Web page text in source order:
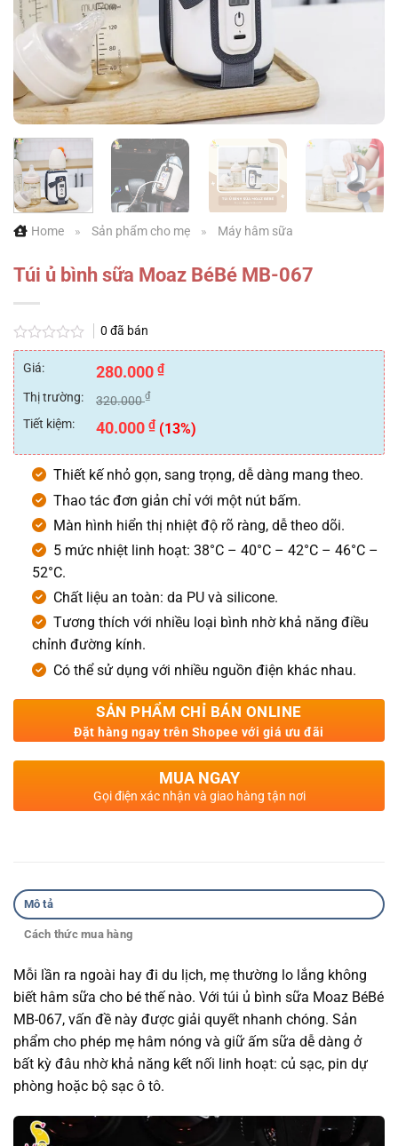
Home » Sản phẩm cho mẹ » Máy hâm sữa
Túi ủ bình sữa Moaz BéBé MB-067
Được
xếp
hạng
0
5
sao
0 đã bán
Giá: 280.000 ₫
Thị trường:
320.000₫
Tiết kiệm: 40.000 ₫ (13%)
Thiết kế nhỏ gọn, sang trọng, dễ dàng mang theo.
Thao tác đơn giản chỉ với một nút bấm.
Màn hình hiển thị nhiệt độ rõ ràng, dễ theo dõi.
5 mức nhiệt linh hoạt: 38°C – 40°C – 42°C – 46°C –
52°C.
Chất liệu an toàn: da PU và silicone.
Tương thích với nhiều loại bình nhờ khả năng điều
chỉnh đường kính.
Có thể sử dụng với nhiều nguồn điện khác nhau.
SẢN PHẨM CHỈ BÁN ONLINE
Đặt hàng ngay trên Shopee với giá ưu đãi
MUA NGAY
Gọi điện xác nhận và giao hàng tận nơi
Mô tả
Cách thức mua hàng
Mỗi lần ra ngoài hay đi du lịch, mẹ thường lo lắng không
biết hâm sữa cho bé thế nào. Với túi ủ bình sữa Moaz BéBé
MB-067, vấn đề này được giải quyết nhanh chóng. Sản
phẩm cho phép mẹ hâm nóng và giữ ấm sữa dễ dàng ở
bất kỳ đâu nhờ khả năng kết nối linh hoạt: củ sạc, pin dự
phòng hoặc bộ sạc ô tô.